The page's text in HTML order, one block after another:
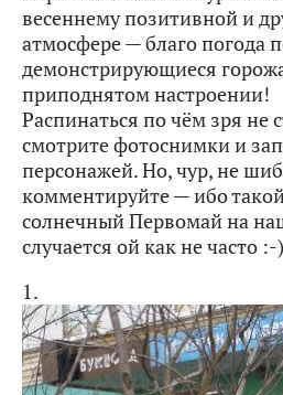
весеннему позитивной и
атмосфере — благо погода
демонстрирующиеся
приподнятом настроении!
Распинаться по чём зря не
смотрите фотоснимки и
персонажей. Но, чур, не
комментируйте — ибо
солнечный Первомай на
случается ой как не часто :-)
1.